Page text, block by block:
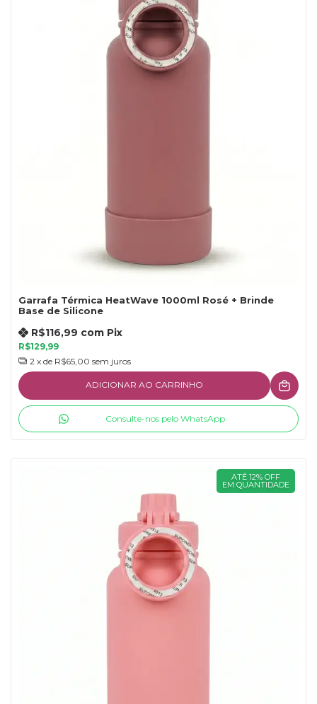
Garrafa Térmica HeatWave 1000ml Rosé + Brinde
Base de Silicone
R$129,99
R$116,99 com Pix
2 x de R$65,00 sem juros
ADICIONAR AO CARRINHO
Consulte-nos pelo WhatsApp
ATÉ 12% OFF
EM QUANTIDADE